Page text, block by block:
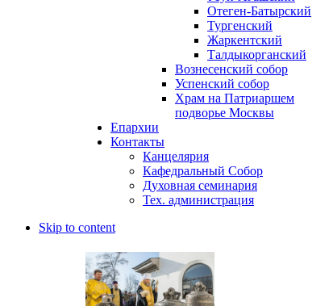
Отеген-Батырский
Тургенский
Жаркентский
Талдыкорганский
Вознесенский собор
Успенский собор
Храм на Патриаршем
подворье Москвы
Епархии
Контакты
Канцелярия
Кафедральный Собор
Духовная семинария
Тех. администрация
Skip to content